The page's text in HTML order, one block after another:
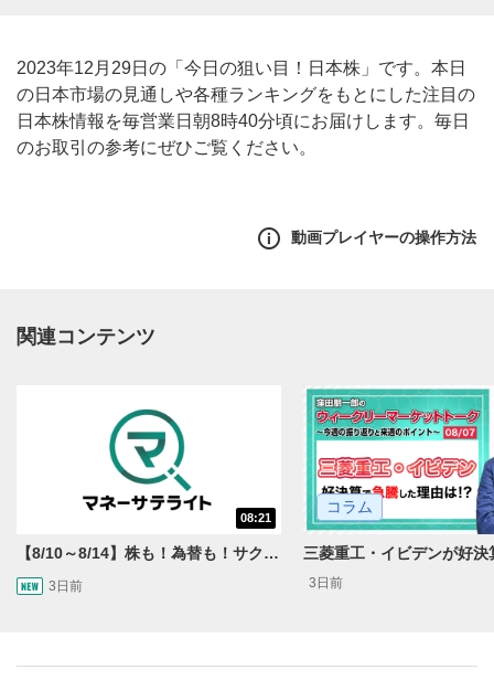
2023年12月29日の「今日の狙い目！日本株」です。本日
の日本市場の見通しや各種ランキングをもとにした注目の
日本株情報を毎営業日朝8時40分頃にお届けします。毎日
のお取引の参考にぜひご覧ください。
動画プレイヤーの操作方法
動画再生エリアをクリックすると、動画を再生または
関連コンテンツ
08:21
【8/10～8/14】株も！為替も！サクッと！来週のマーケット見通し＜Next View＞
3日前
コラム
3日前